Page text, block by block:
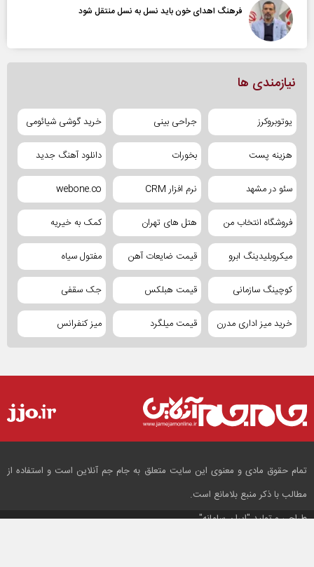
فرهنگ اهدای خون باید نسل به نسل منتقل شود
نیازمندی ها
یوتوبروکرز جراحی بینی خرید گوشی شیائومی
هزینه پست بخورات دانلود آهنگ جدید
سئو در مشهد نرم افزار CRM webone.co
فروشگاه انتخاب من هتل های تهران کمک به خیریه
میکروبلیدینگ ابرو قیمت ضایعات آهن مفتول سیاه
کوچینگ سازمانی قیمت هبلکس جک سقفی
خرید میز اداری مدرن قیمت میلگرد میز کنفرانس
تمام حقوق مادی و معنوی این سایت متعلق به جام جم آنلاین است و استفاده از
مطالب با ذکر منبع بلامانع است.
طراحی و تولید"ایران سامانه"